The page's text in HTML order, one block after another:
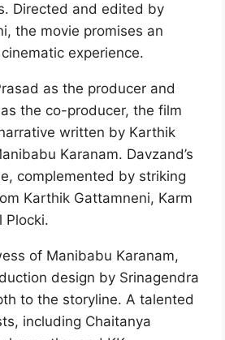
Directed and edited by
the movie promises an
experience.
as the producer and
the co-producer, the film
written by Karthik
Karanam. Davzand’s
complemented by striking
Karthik Gattamneni, Karm
Plocki.
of Manibabu Karanam,
design by Srinagendra
to the storyline. A talented
including Chaitanya